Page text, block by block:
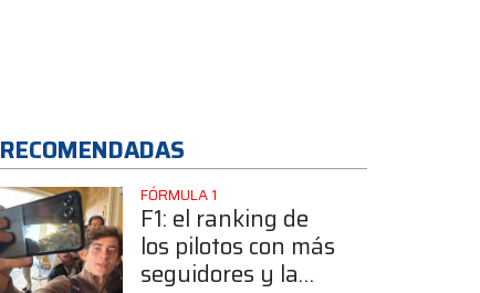
RECOMENDADAS
FÓRMULA 1
F1: el ranking de
los pilotos con más
seguidores y la